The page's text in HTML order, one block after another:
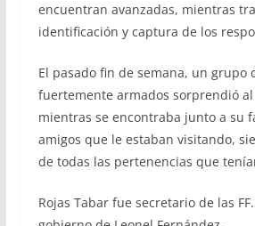
encuentran avanzadas, mientras
identificación y captura de los
El pasado fin de semana, un grupo
fuertemente armados sorprendió
mientras se encontraba junto a su
amigos que le estaban visitando,
de todas las pertenencias que
Rojas Tabar fue secretario de las